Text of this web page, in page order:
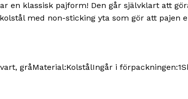
en klassisk pajform! Den går självklart att
med non-sticking yta som gör att
gråMaterial:KolstålIngår i